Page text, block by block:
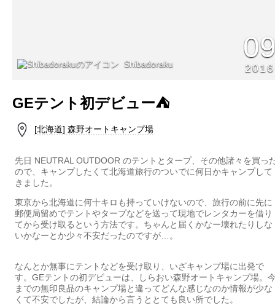
Shibadoraku 2016
GEテント初デビュー⛺️
[北海道] 森野オートキャンプ場
先日 NEUTRAL OUTDOOR のテントとタープ、その他諸々を買っ
ので、キャンプしたくて北海道旅行のついでに何日かキャンプして
きました。
東京から北海道に何十キロも持っていけないので、旅行の前に先に
郵便局留めでテントやタープなどを送って現地でレンタカーを借り
てから受け取るという方法です。ちゃんと届くかなー壊れたりしな
いかなーとか少々不安だったのですが…。
なんとか無事にテントなどを受け取り、いざキャンプ場に出発で
す。GEテントの初デビューは、しらおい森野オートキャンプ場。
までの無印良品のキャンプ場と違ってどんな感じなのか情報が少な
くて不安でしたが、結論から言うととても良い所でした。